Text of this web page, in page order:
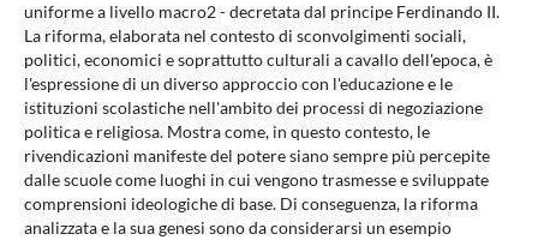
uniforme a livello macro2 - decretata dal principe Ferdinando II.
La riforma, elaborata nel contesto di sconvolgimenti sociali,
politici, economici e soprattutto culturali a cavallo dell'epoca, è
l'espressione di un diverso approccio con l'educazione e le
istituzioni scolastiche nell'ambito dei processi di negoziazione
politica e religiosa. Mostra come, in questo contesto, le
rivendicazioni manifeste del potere siano sempre più percepite
dalle scuole come luoghi in cui vengono trasmesse e sviluppate
comprensioni ideologiche di base. Di conseguenza, la riforma
analizzata e la sua genesi sono da considerarsi un esempio